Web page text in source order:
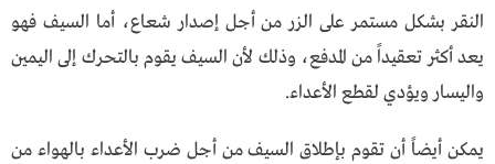
النقر بشكل مستمر على الزر من أجل إصدار شعاع، أما السيف فهو
يعد أكثر تعقيداً من المدفع، وذلك لأن السيف يقوم بالتحرك إلى اليمين
واليسار ويؤدي لقطع الأعداء.
يمكن أيضاً أن تقوم بإطلاق السيف من أجل ضرب الأعداء بالهواء من